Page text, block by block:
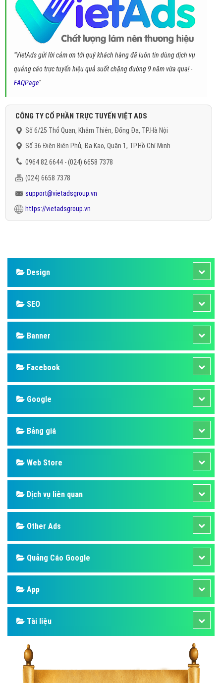
"VietAds gửi lời cảm ơn tới quý khách hàng đã luôn tin dùng dịch vụ
quảng cáo trực tuyến hiệu quả suốt chặng đường 9 năm vừa qua! -
FAQPage"
CÔNG TY CỔ PHẦN TRỰC TUYẾN VIỆT ADS
Số 6/25 Thổ Quan, Khâm Thiên, Đống Đa, TP.Hà Nội
Số 36 Điện Biên Phủ, Đa Kao, Quận 1, TP.Hồ Chí Minh
0964 82 6644 - (024) 6658 7378
(024) 6658 7378
support@vietadsgroup.vn
https://vietadsgroup.vn
Design
SEO
Banner
Facebook
Google
Bảng giá
Web Store
Dịch vụ liên quan
Other Ads
Quảng Cáo Google
App
Tài liệu